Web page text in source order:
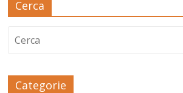
Cerca
Categorie